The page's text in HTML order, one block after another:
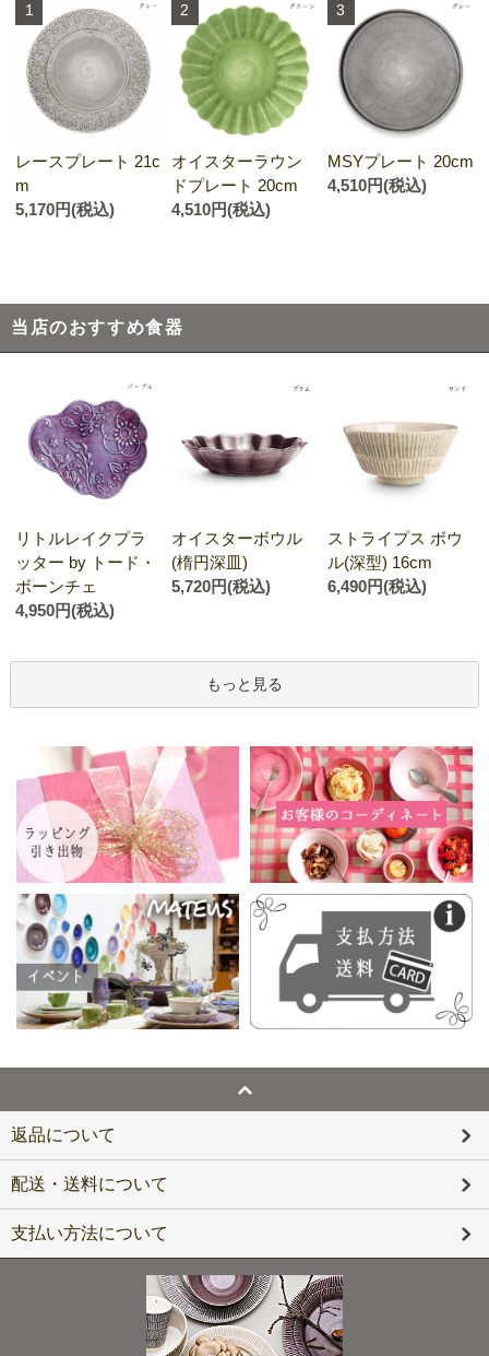
1
レースプレート 21c
m
5,170円(税込)
2
オイスターラウン
ドプレート 20cm
4,510円(税込)
3
MSYプレート 20cm
4,510円(税込)
当店のおすすめ食器
リトルレイクプラ
ッター by トード・
ボーンチェ
4,950円(税込)
オイスターボウル
(楕円深皿)
5,720円(税込)
ストライプス ボウ
ル(深型) 16cm
6,490円(税込)
もっと見る
返品について
配送・送料について
支払い方法について